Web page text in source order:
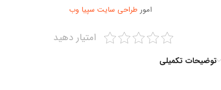
امور طراحی سایت سپیا وب
امتیار دهید
توضیحات تکمیلی